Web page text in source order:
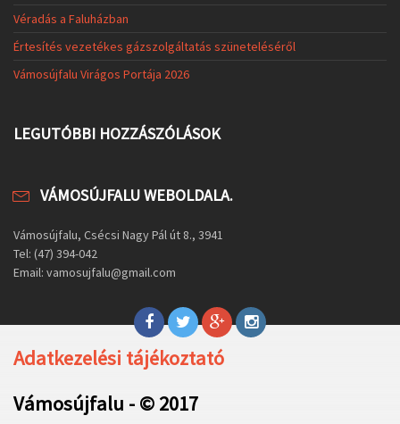
Véradás a Faluházban
Értesítés vezetékes gázszolgáltatás szüneteléséről
Vámosújfalu Virágos Portája 2026
LEGUTÓBBI HOZZÁSZÓLÁSOK
VÁMOSÚJFALU WEBOLDALA.
Vámosújfalu, Csécsi Nagy Pál út 8., 3941
Tel: (47) 394-042
Email: vamosujfalu@gmail.com
Adatkezelési tájékoztató
Vámosújfalu - © 2017